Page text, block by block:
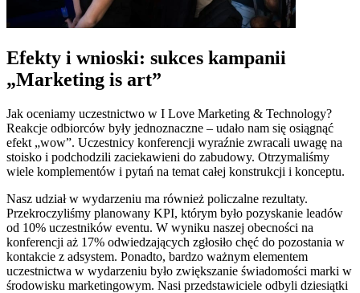
Efekty i wnioski: sukces kampanii
„Marketing is art”
Jak oceniamy uczestnictwo w I Love Marketing & Technology?
Reakcje odbiorców były jednoznaczne – udało nam się osiągnąć
efekt „wow”. Uczestnicy konferencji wyraźnie zwracali uwagę na
stoisko i podchodzili zaciekawieni do zabudowy. Otrzymaliśmy
wiele komplementów i pytań na temat całej konstrukcji i konceptu.
Nasz udział w wydarzeniu ma również policzalne rezultaty.
Przekroczyliśmy planowany KPI, którym było pozyskanie leadów
od 10% uczestników eventu. W wyniku naszej obecności na
konferencji aż 17% odwiedzających zgłosiło chęć do pozostania w
kontakcie z adsystem. Ponadto, bardzo ważnym elementem
uczestnictwa w wydarzeniu było zwiększanie świadomości marki w
środowisku marketingowym. Nasi przedstawiciele odbyli dziesiątki